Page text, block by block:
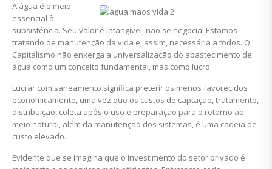
A água é o meio
essencial à
subsistência. Seu valor é intangível, não se negocia! Estamos
tratando de manutenção da vida e, assim, necessária a todos. O
Capitalismo não enxerga a universalização do abastecimento de
água como um conceito fundamental, mas como lucro.
Lucrar com saneamento significa preterir os menos favorecidos
economicamente, uma vez que os custos de captação, tratamento,
distribuição, coleta após o uso e preparação para o retorno ao
meio natural, além da manutenção dos sistemas, é uma cadeia de
custo elevado.
Evidente que se imagina que o investimento do setor privado é